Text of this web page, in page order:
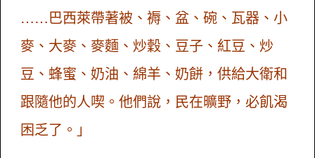
……巴西萊帶著被、褥、盆、碗、瓦器、小
麥、大麥、麥麵、炒穀、豆子、紅豆、炒
豆、蜂蜜、奶油、綿羊、奶餅，供給大衛和
跟隨他的人喫。他們說，民在曠野，必飢渴
困乏了。」